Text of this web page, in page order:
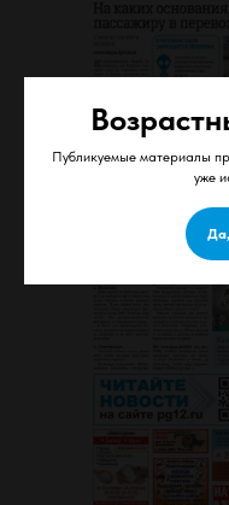
Публикуемые материалы
уже
Да,